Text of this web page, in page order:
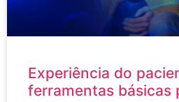
Experiência do
ferramentas básicas